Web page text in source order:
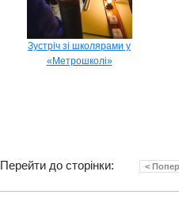
Зустріч зі школярами у
«Метрошколі»
Перейти до сторінки: <